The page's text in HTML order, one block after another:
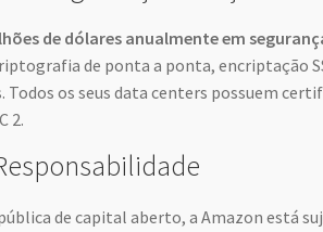
de dólares anualmente em
de ponta a ponta, encriptação
Todos os seus data centers possuem
2.
de capital aberto, a Amazon está